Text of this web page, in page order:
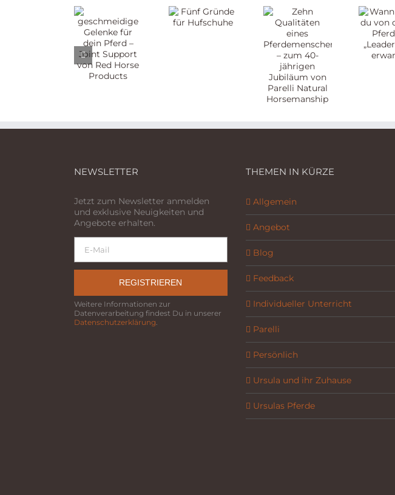
geschmeidige
Products
Fünf
Gründe
für
Hufschuhe
Qualitäten
eines
Pferdemenschen
Parelli
kannst
du von
deinem
Pferd
den
„Leaderfokus“
NEWSLETTER
Jetzt zum Newsletter anmelden
und exklusive Neuigkeiten und
Angebote erhalten.
REGISTRIEREN
Weitere Informationen zur
Datenverarbeitung findest Du in unserer
Datenschutzerklärung.
THEMEN IN KÜRZE
Allgemein
Angebot
Blog
Feedback
Individueller Unterricht
Parelli
Persönlich
Ursula und ihr Zuhause
Ursulas Pferde